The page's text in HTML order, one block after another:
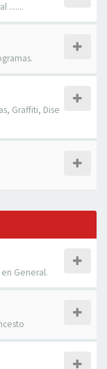
.......
Graffiti, Dise
General.